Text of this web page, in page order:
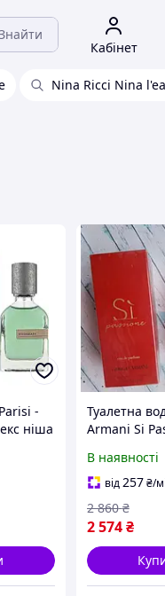
Кабінет
Nina Ricci Nina
-
ніша
Туалетна
Armani Si
Пассіоні /
В наявності
від257 ₴/
2 574 ₴
2 860 ₴